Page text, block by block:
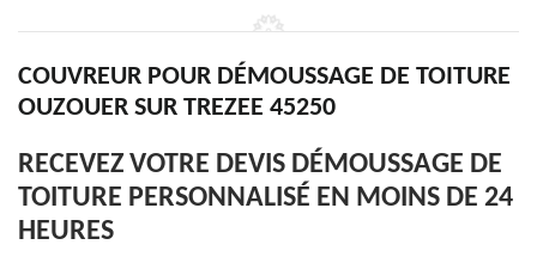
COUVREUR POUR DÉMOUSSAGE DE TOITURE
OUZOUER SUR TREZEE 45250
RECEVEZ VOTRE DEVIS DÉMOUSSAGE DE
TOITURE PERSONNALISÉ EN MOINS DE 24
HEURES